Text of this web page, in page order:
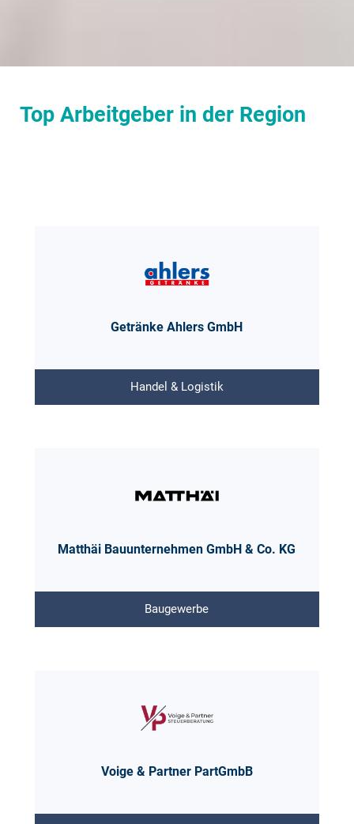
Top Arbeitgeber in der Region
Getränke Ahlers GmbH
Handel & Logistik
Matthäi Bauunternehmen GmbH & Co. KG
Baugewerbe
Voige & Partner PartGmbB